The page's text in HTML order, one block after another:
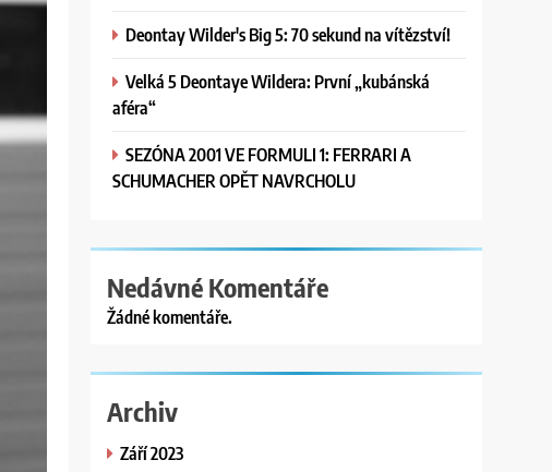
Deontay Wilder's Big 5: 70 sekund na vítězství!
Velká 5 Deontaye Wildera: První „kubánská
aféra“
SEZÓNA 2001 VE FORMULI 1: FERRARI A
SCHUMACHER OPĚT NAVRCHOLU
Nedávné Komentáře
Žádné komentáře.
Archiv
Září 2023